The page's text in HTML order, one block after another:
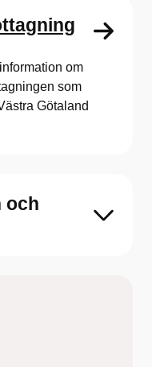
om
som
Götaland
och